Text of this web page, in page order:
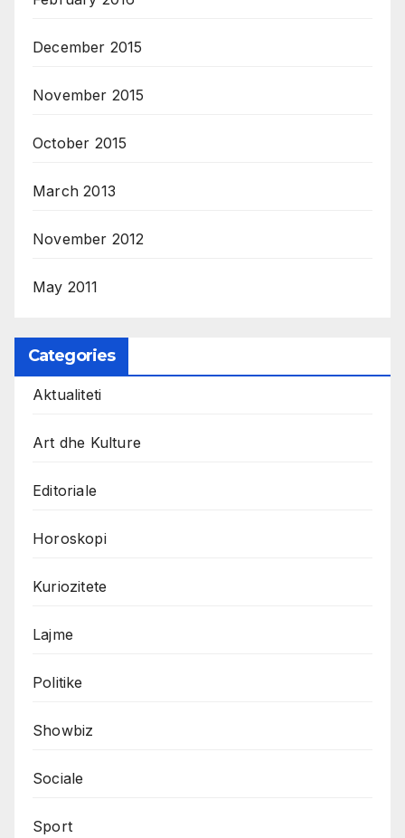
December 2015
November 2015
October 2015
March 2013
November 2012
May 2011
Categories
Aktualiteti
Art dhe Kulture
Editoriale
Horoskopi
Kuriozitete
Lajme
Politike
Showbiz
Sociale
Sport